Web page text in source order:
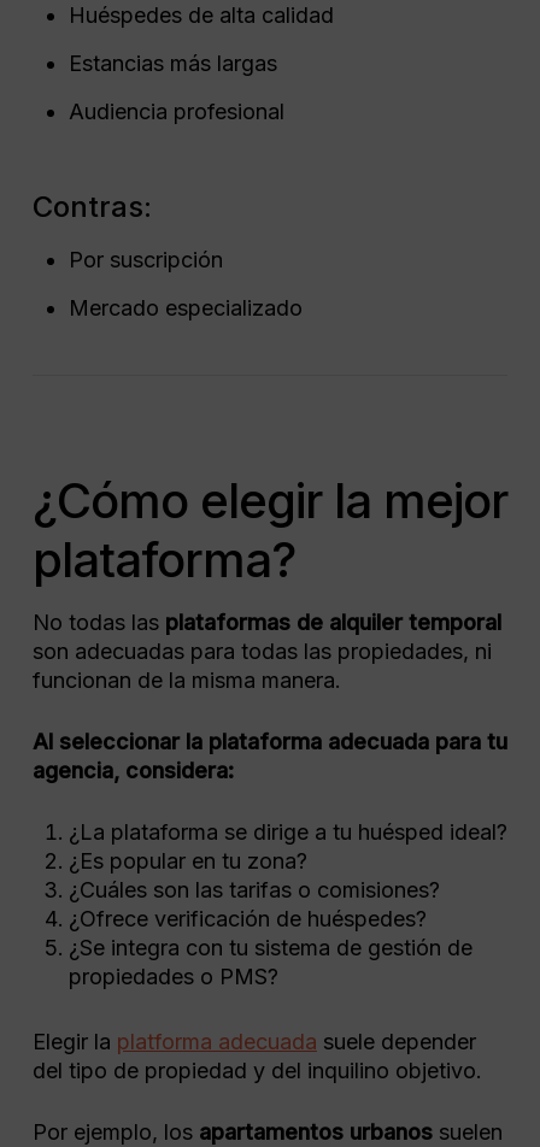
Huéspedes de alta calidad
Estancias más largas
Audiencia profesional
Contras:
Por suscripción
Mercado especializado
¿Cómo elegir la mejor
plataforma?
No todas las plataformas de alquiler temporal
son adecuadas para todas las propiedades, ni
funcionan de la misma manera.
Al seleccionar la plataforma adecuada para tu
agencia, considera:
¿La plataforma se dirige a tu huésped ideal?
¿Es popular en tu zona?
¿Cuáles son las tarifas o comisiones?
¿Ofrece verificación de huéspedes?
¿Se integra con tu sistema de gestión de
propiedades o PMS?
Elegir la platforma adecuada suele depender
del tipo de propiedad y del inquilino objetivo.
Por ejemplo, los apartamentos urbanossuelen